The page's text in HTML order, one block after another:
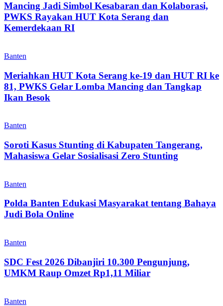
Mancing Jadi Simbol Kesabaran dan Kolaborasi,
PWKS Rayakan HUT Kota Serang dan
Kemerdekaan RI
Banten
Meriahkan HUT Kota Serang ke-19 dan HUT RI ke
81, PWKS Gelar Lomba Mancing dan Tangkap
Ikan Besok
Banten
Soroti Kasus Stunting di Kabupaten Tangerang,
Mahasiswa Gelar Sosialisasi Zero Stunting
Banten
Polda Banten Edukasi Masyarakat tentang Bahaya
Judi Bola Online
Banten
SDC Fest 2026 Dibanjiri 10.300 Pengunjung,
UMKM Raup Omzet Rp1,11 Miliar
Banten